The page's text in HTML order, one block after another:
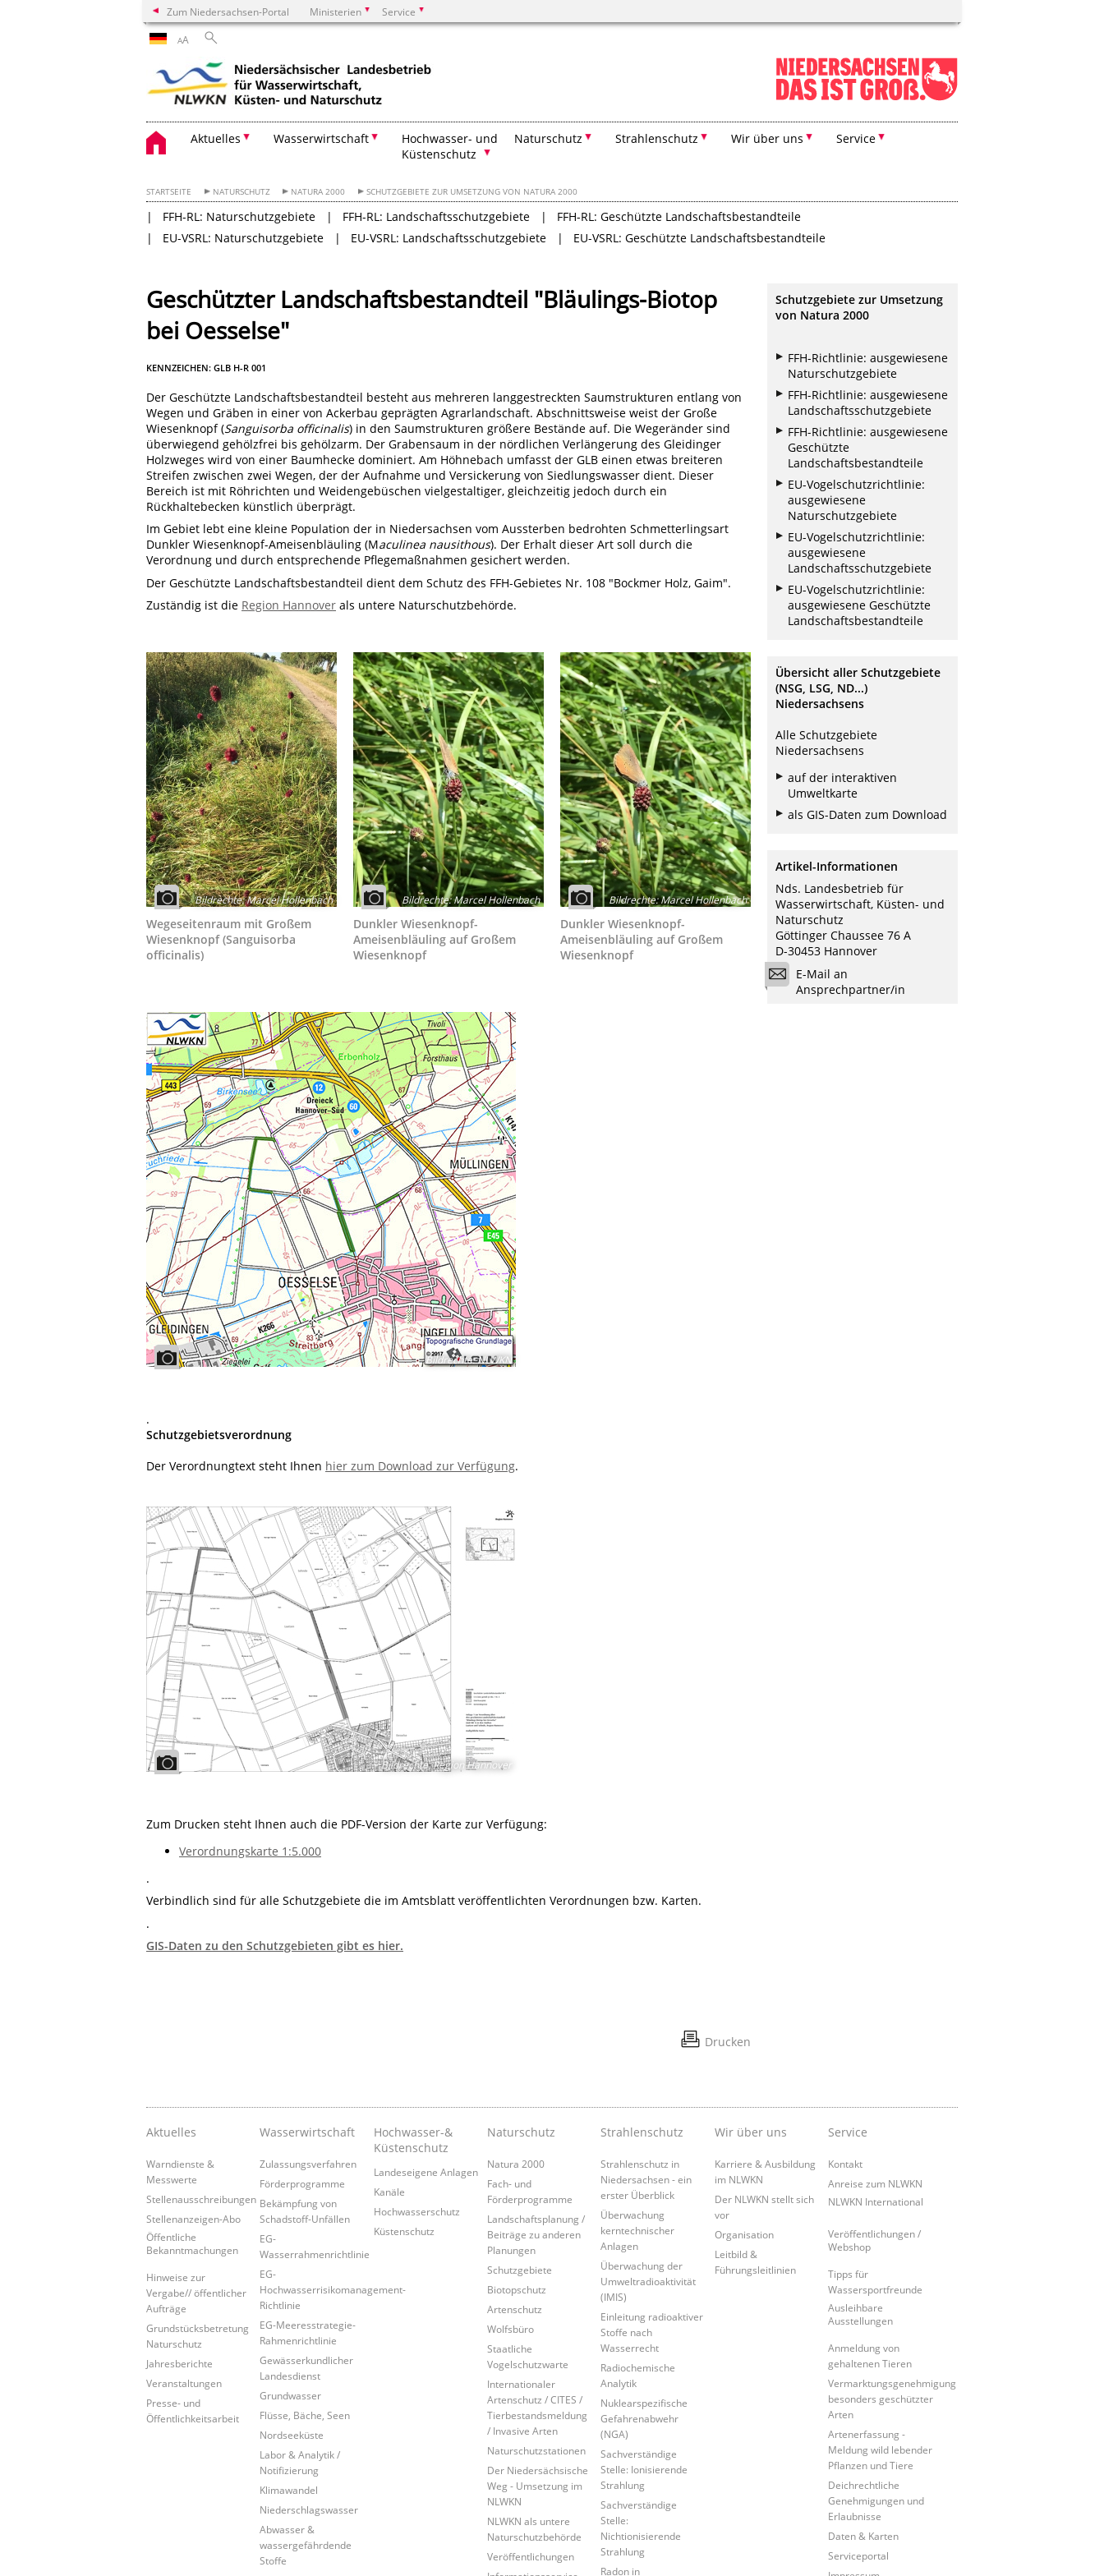
Zum Niedersachsen-Portal Ministerien Service
AA
Aktuelles Wasserwirtschaft
Hochwasser- und
Küstenschutz
Naturschutz Strahlenschutz Wir über uns Service
STARTSEITE NATURSCHUTZ NATURA 2000 SCHUTZGEBIETE ZUR UMSETZUNG VON NATURA 2000
FFH-RL: Naturschutzgebiete FFH-RL: Landschaftsschutzgebiete
FFH-RL: Geschützte Landschaftsbestandteile
EU-VSRL: Naturschutzgebiete
EU-VSRL: Landschaftsschutzgebiete EU-VSRL: Geschützte Landschaftsbestandteile
Geschützter Landschaftsbestandteil "Bläulings-Biotop
bei Oesselse"
KENNZEICHEN: GLB H-R 001
Der Geschützte Landschaftsbestandteil besteht aus mehreren langgestreckten Saumstrukturen entlang von
Wegen und Gräben in einer von Ackerbau geprägten Agrarlandschaft. Abschnittsweise weist der Große
Wiesenknopf (Sanguisorba officinalis) in den Saumstrukturen größere Bestände auf. Die Wegeränder sind
überwiegend gehölzfrei bis gehölzarm. Der Grabensaum in der nördlichen Verlängerung des Gleidinger
Holzweges wird von einer Baumhecke dominiert. Am Höhnebach umfasst der GLB einen etwas breiteren
Streifen zwischen zwei Wegen, der der Aufnahme und Versickerung von Siedlungswasser dient. Dieser
Bereich ist mit Röhrichten und Weidengebüschen vielgestaltiger, gleichzeitig jedoch durch ein
Rückhaltebecken künstlich überprägt.
Im Gebiet lebt eine kleine Population der in Niedersachsen vom Aussterben bedrohten Schmetterlingsart
Dunkler Wiesenknopf-Ameisenbläuling (Maculinea nausithous). Der Erhalt dieser Art soll durch die
Verordnung und durch entsprechende Pflegemaßnahmen gesichert werden.
Der Geschützte Landschaftsbestandteil dient dem Schutz des FFH-Gebietes Nr. 108 "Bockmer Holz, Gaim".
Zuständig ist die Region Hannover als untere Naturschutzbehörde.
Bildrechte:Marcel Hollenbach
Wegeseitenraum mit Großem
Wiesenknopf (Sanguisorba
officinalis)
Bildrechte:Marcel Hollenbach
Dunkler Wiesenknopf-
Ameisenbläuling auf Großem
Wiesenknopf
Bildrechte:Marcel Hollenbach
Dunkler Wiesenknopf-
Ameisenbläuling auf Großem
Wiesenknopf
Bildrechte:NLWKN
.
Schutzgebietsverordnung
Der Verordnungtext steht Ihnen hier zum Download zur Verfügung.
Bildrechte:Region Hannover
Zum Drucken steht Ihnen auch die PDF-Version der Karte zur Verfügung:
Verordnungskarte 1:5.000
.
Verbindlich sind für alle Schutzgebiete die im Amtsblatt veröffentlichten Verordnungen bzw. Karten.
.
GIS-Daten zu den Schutzgebieten gibt es hier.
Drucken
Schutzgebiete zur Umsetzung
von Natura 2000
FFH-Richtlinie: ausgewiesene
Naturschutzgebiete
FFH-Richtlinie: ausgewiesene
Landschaftsschutzgebiete
FFH-Richtlinie: ausgewiesene
Geschützte
Landschaftsbestandteile
EU-Vogelschutzrichtlinie:
ausgewiesene
Naturschutzgebiete
EU-Vogelschutzrichtlinie:
ausgewiesene
Landschaftsschutzgebiete
EU-Vogelschutzrichtlinie:
ausgewiesene Geschützte
Landschaftsbestandteile
Übersicht aller Schutzgebiete
(NSG, LSG, ND...)
Niedersachsens
Alle Schutzgebiete
Niedersachsens
auf der interaktiven
Umweltkarte
als GIS-Daten zum Download
Artikel-Informationen
Nds. Landesbetrieb für
Wasserwirtschaft, Küsten- und
Naturschutz
Göttinger Chaussee 76 A
D-30453 Hannover
E-Mail an
Ansprechpartner/in
Aktuelles
Warndienste &
Messwerte
Stellenausschreibungen
Stellenanzeigen-Abo
Öffentliche
Bekanntmachungen
Hinweise zur
Vergabe// öffentlicher
Aufträge
Grundstücksbetretung
Naturschutz
Jahresberichte
Veranstaltungen
Presse- und
Öffentlichkeitsarbeit
Wasserwirtschaft
Zulassungsverfahren
Förderprogramme
Bekämpfung von
Schadstoff-Unfällen
EG-
Wasserrahmenrichtlinie
EG-
Hochwasserrisikomanagement-
Richtlinie
EG-Meeresstrategie-
Rahmenrichtlinie
Gewässerkundlicher
Landesdienst
Grundwasser
Flüsse, Bäche, Seen
Nordseeküste
Labor & Analytik /
Notifizierung
Klimawandel
Niederschlagswasser
Abwasser &
wassergefährdende
Stoffe
Hochwasser-&
Küstenschutz
Landeseigene Anlagen
Kanäle
Hochwasserschutz
Küstenschutz
Naturschutz
Natura 2000
Fach- und
Förderprogramme
Landschaftsplanung /
Beiträge zu anderen
Planungen
Schutzgebiete
Biotopschutz
Artenschutz
Wolfsbüro
Staatliche
Vogelschutzwarte
Internationaler
Artenschutz / CITES /
Tierbestandsmeldung
/ Invasive Arten
Naturschutzstationen
Der Niedersächsische
Weg - Umsetzung im
NLWKN
NLWKN als untere
Naturschutzbehörde
Veröffentlichungen
Strahlenschutz
Strahlenschutz in
Niedersachsen - ein
erster Überblick
Überwachung
kerntechnischer
Anlagen
Überwachung der
Umweltradioaktivität
(IMIS)
Einleitung radioaktiver
Stoffe nach
Wasserrecht
Radiochemische
Analytik
Nuklearspezifische
Gefahrenabwehr
(NGA)
Sachverständige
Stelle: Ionisierende
Strahlung
Sachverständige
Stelle:
Nichtionisierende
Strahlung
Radon in
Wir über uns
Karriere & Ausbildung
im NLWKN
Der NLWKN stellt sich
vor
Organisation
Leitbild &
Führungsleitlinien
Service
Kontakt
Anreise zum NLWKN
NLWKN International
Veröffentlichungen /
Webshop
Tipps für
Wassersportfreunde
Ausleihbare
Ausstellungen
Anmeldung von
gehaltenen Tieren
Vermarktungsgenehmigung
besonders geschützter
Arten
Artenerfassung -
Meldung wild lebender
Pflanzen und Tiere
Deichrechtliche
Genehmigungen und
Erlaubnisse
Daten & Karten
Serviceportal